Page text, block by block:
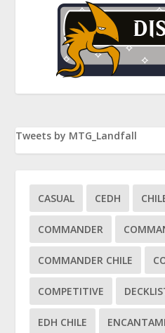
Tweets by MTG_Landfall
CASUAL CEDH
COMMANDER
COMMANDER CHILE
COMPETITIVE
EDH CHILE